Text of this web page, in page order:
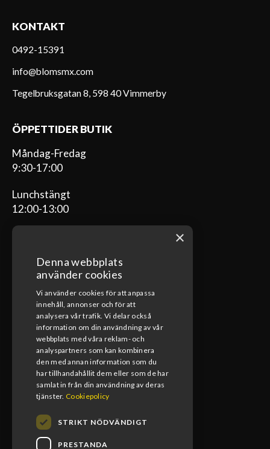
KONTAKT
0492-15391
info@blomsmx.com
Tegelbruksgatan 8, 598 40 Vimmerby
ÖPPETTIDER BUTIK
Måndag-Fredag
9:30-17:00
Lunchstängt
12:00-13:00
ÖPPETTIDER VERKSTAD
Måndag-Fredag
08:00-17:00
Lunchstängt
12:00-13:00
×
Denna webbplats
använder cookies
Vi använder cookies för att anpassa
innehåll, annonser och för att
analysera vår trafik. Vi delar också
information om din användning av vår
webbplats med våra reklam- och
analyspartners som kan kombinera
den med annan information som du
har tillhandahållit dem eller som de har
samlat in från din användning av deras
tjänster. Cookiepolicy
STRIKT NÖDVÄNDIGT
PRESTANDA